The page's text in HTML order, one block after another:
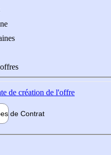
de création de l'offre
de Contrat